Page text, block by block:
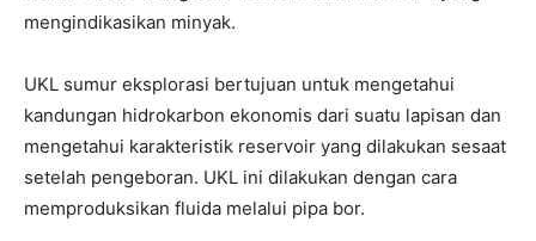
mengindikasikan minyak.
UKL sumur eksplorasi bertujuan untuk mengetahui
kandungan hidrokarbon ekonomis dari suatu lapisan dan
mengetahui karakteristik reservoir yang dilakukan sesaat
setelah pengeboran. UKL ini dilakukan dengan cara
memproduksikan fluida melalui pipa bor.